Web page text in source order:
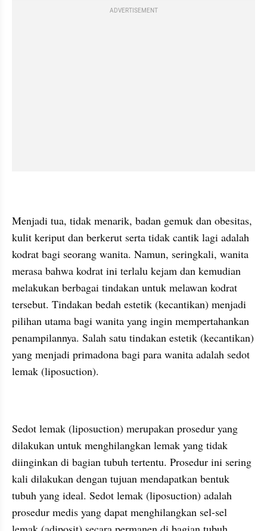
ADVERTISEMENT
Menjadi tua, tidak menarik, badan gemuk dan obesitas,
kulit keriput dan berkerut serta tidak cantik lagi adalah
kodrat bagi seorang wanita. Namun, seringkali, wanita
merasa bahwa kodrat ini terlalu kejam dan kemudian
melakukan berbagai tindakan untuk melawan kodrat
tersebut. Tindakan bedah estetik (kecantikan) menjadi
pilihan utama bagi wanita yang ingin mempertahankan
penampilannya. Salah satu tindakan estetik (kecantikan)
yang menjadi primadona bagi para wanita adalah sedot
lemak (liposuction).
Sedot lemak (liposuction) merupakan prosedur yang
dilakukan untuk menghilangkan lemak yang tidak
diinginkan di bagian tubuh tertentu. Prosedur ini sering
kali dilakukan dengan tujuan mendapatkan bentuk
tubuh yang ideal. Sedot lemak (liposuction) adalah
prosedur medis yang dapat menghilangkan sel-sel